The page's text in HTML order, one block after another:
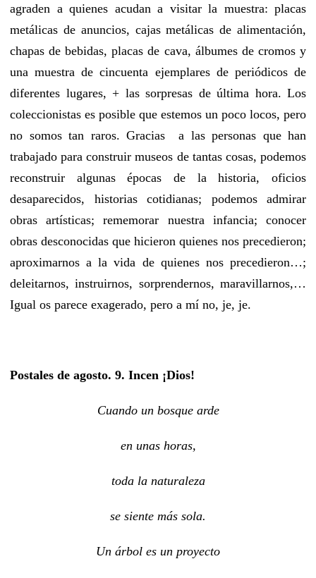
agraden a quienes acudan a visitar la muestra: placas
metálicas de anuncios, cajas metálicas de alimentación,
chapas de bebidas, placas de cava, álbumes de cromos y
una muestra de cincuenta ejemplares de periódicos de
diferentes lugares, + las sorpresas de última hora. Los
coleccionistas es posible que estemos un poco locos, pero
no somos tan raros. Gracias a las personas que han
trabajado para construir museos de tantas cosas, podemos
reconstruir algunas épocas de la historia, oficios
desaparecidos, historias cotidianas; podemos admirar
obras artísticas; rememorar nuestra infancia; conocer
obras desconocidas que hicieron quienes nos precedieron;
aproximarnos a la vida de quienes nos precedieron…;
deleitarnos, instruirnos, sorprendernos, maravillarnos,…
Igual os parece exagerado, pero a mí no, je, je.
Postales de agosto. 9. Incen ¡Dios!
Cuando un bosque arde
en unas horas,
toda la naturaleza
se siente más sola.
Un árbol es un proyecto